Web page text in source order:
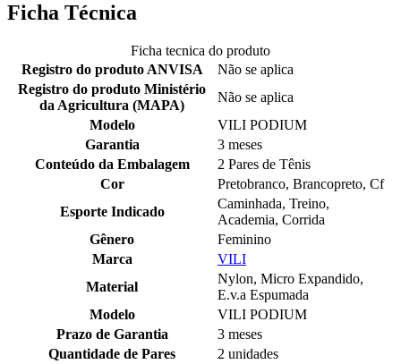
Ficha Técnica
Ficha tecnica do produto
Registro do produto ANVISA
Não se aplica
Registro do produto Ministério
da Agricultura (MAPA)
Não se aplica
Modelo
VILI PODIUM
Garantia
3 meses
Conteúdo da Embalagem
2 Pares de Tênis
Cor
Pretobranco, Brancopreto, Cf
Esporte Indicado
Caminhada, Treino,
Academia, Corrida
Gênero
Feminino
Marca
VILI
Material
Nylon, Micro Expandido,
E.v.a Espumada
Modelo
VILI PODIUM
Prazo de Garantia
3 meses
Quantidade de Pares
2 unidades